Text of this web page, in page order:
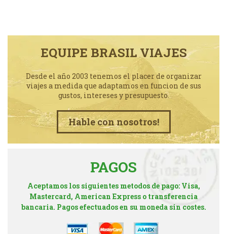
EQUIPE BRASIL VIAJES
Desde el año 2003 tenemos el placer de organizar
viajes a medida que adaptamos en funcion de sus
gustos, intereses y presupuesto.
Hable con nosotros!
PAGOS
Aceptamos los siguientes metodos de pago: Visa,
Mastercard, American Express o transferencia
bancaria. Pagos efectuados en su moneda sin costes.